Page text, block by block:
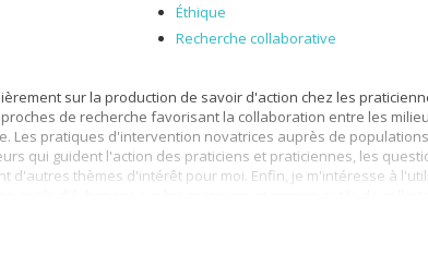
Éthique
Recherche collaborative
sur la production de savoir d'action chez les
de recherche favorisant la collaboration entre les
Les pratiques d'intervention novatrices auprès de
qui guident l'action des praticiens et praticiennes, les
d'autres thèmes d'intérêt pour moi. Enfin, je m'intéresse à